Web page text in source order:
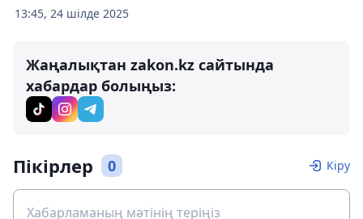
13:45, 24 шілде 2025
Жаңалықтан zakon.kz сайтында
хабардар болыңыз:
Пікірлер 0 Кіру